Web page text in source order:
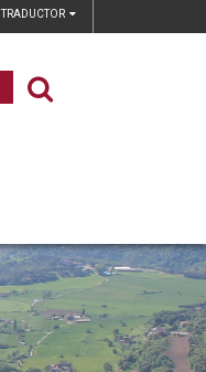
TRADUCTOR